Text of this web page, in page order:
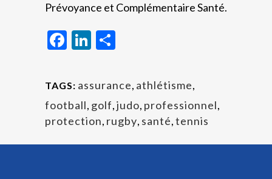
Prévoyance et Complémentaire Santé.
Facebook
LinkedIn
TAGS: assurance, athlétisme,
football, golf,judo, professionnel,
protection, rugby, santé,tennis